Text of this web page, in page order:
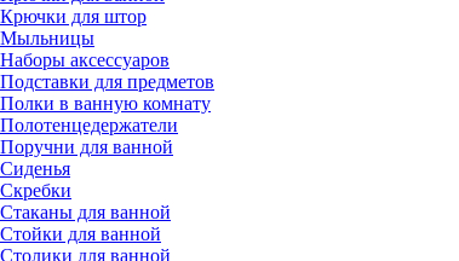
Крючки для штор
Мыльницы
Наборы аксессуаров
Подставки для предметов
Полки в ванную комнату
Полотенцедержатели
Поручни для ванной
Сиденья
Скребки
Стаканы для ванной
Стойки для ванной
Столики для ванной